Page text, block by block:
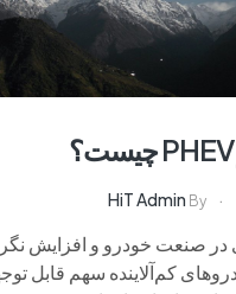
By
HiT Admin
در صنعت خودرو و افزایش
کم‌آلاینده سهم قابل